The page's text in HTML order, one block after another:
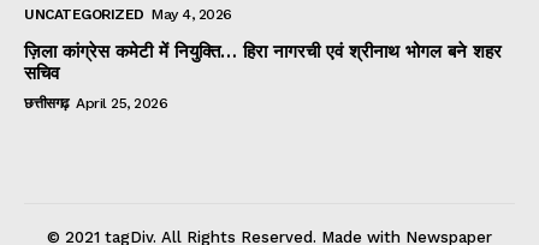
UNCATEGORIZED May 4, 2026
ज़िला कांग्रेस कमेटी में नियुक्ति… हिरा नागरची एवं श्रीनाथ भोगल बने शहर
सचिव
छत्तीसगढ़ April 25, 2026
© 2021 tagDiv. All Rights Reserved. Made with Newspaper